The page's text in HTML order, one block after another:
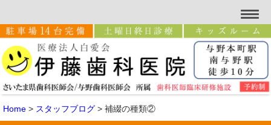
Home > スタッフブログ > 補綴の種類②